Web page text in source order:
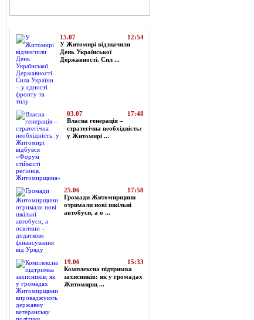
15.07
12:54
У Житомирі відзначили
День Української
Державності. Сил ...
03.07
17:48
Власна генерація –
стратегічна необхідність:
у Житомирі ...
25.06
17:58
Громади Житомирщини
отримали нові шкільні
автобуси, а о ...
19.06
15:33
Комплексна підтримка
захисників: як у громадах
Житомирщ ...